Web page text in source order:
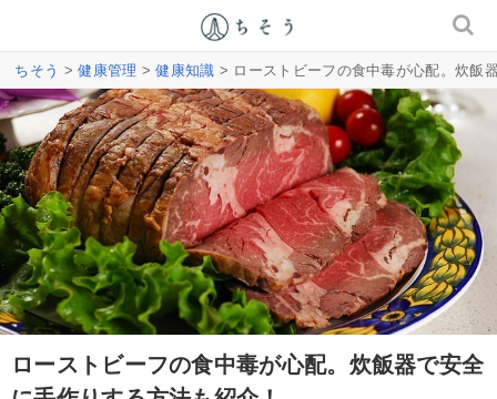
ちそう >健康管理 >健康知識 > ローストビーフの食中毒が心配。炊飯
ローストビーフの食中毒が心配。炊飯器で安全